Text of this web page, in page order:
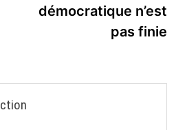
démocratique n’est
pas finie